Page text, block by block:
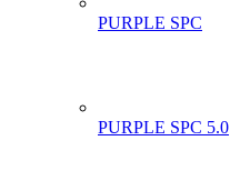
PURPLE SPC
PURPLE SPC 5.0